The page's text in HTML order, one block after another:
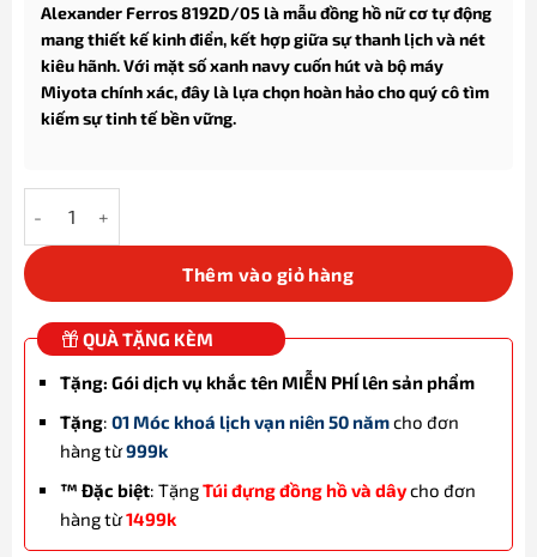
Alexander Ferros 8192D/05 là mẫu đồng hồ nữ cơ tự động
mang thiết kế kinh điển, kết hợp giữa sự thanh lịch và nét
kiêu hãnh. Với mặt số xanh navy cuốn hút và bộ máy
Miyota chính xác, đây là lựa chọn hoàn hảo cho quý cô tìm
kiếm sự tinh tế bền vững.
Thêm vào giỏ hàng
QUÀ TẶNG KÈM
Tặng: Gói dịch vụ khắc tên MIỄN PHÍ lên sản phẩm
Tặng:01 Móc khoá lịch vạn niên 50 nămcho đơn
hàng từ999k
™ Đặc biệt: TặngTúi đựng đồng hồ và dâycho đơn
hàng từ1499k